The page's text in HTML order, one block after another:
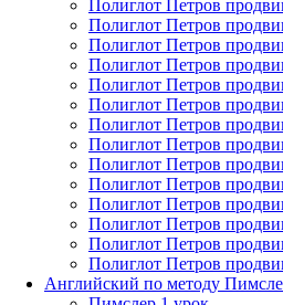
Полиглот Петров
Полиглот Петров
Полиглот Петров
Полиглот Петров
Полиглот Петров
Полиглот Петров
Полиглот Петров
Полиглот Петров
Полиглот Петров
Полиглот Петров
Полиглот Петров
Полиглот Петров
Полиглот Петров
Полиглот Петров
Английский по методу